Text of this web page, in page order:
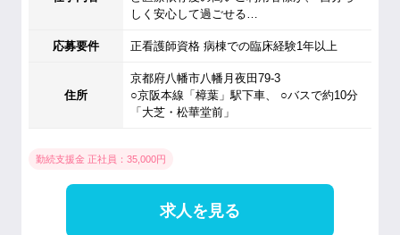
しく安心して過ごせる…
応募要件 正看護師資格 病棟での臨床経験1年以上
住所
京都府八幡市八幡月夜田79-3
○京阪本線「樟葉」駅下車、 ○バスで約10分
「大芝・松華堂前」
勤続支援金 正社員：35,000円
求人を見る